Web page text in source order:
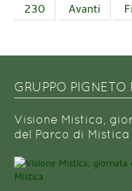
230
Avanti
GRUPPO PIGNETO
Visione Mistica,
del Parco di Mistica